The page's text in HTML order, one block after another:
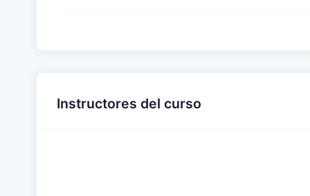
Instructores del curso